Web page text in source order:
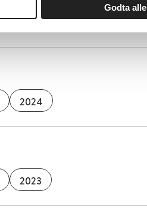
Godta alle
2023
2024
2023